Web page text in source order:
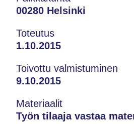
00280 Helsinki
Toteutus
1.10.2015
Toivottu valmistuminen
9.10.2015
Materiaalit
Työn tilaaja vastaa